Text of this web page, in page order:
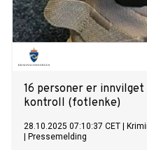
16 personer er
kontroll (fotlenke)
28.10.2025 07:10:37 CET
Pressemelding